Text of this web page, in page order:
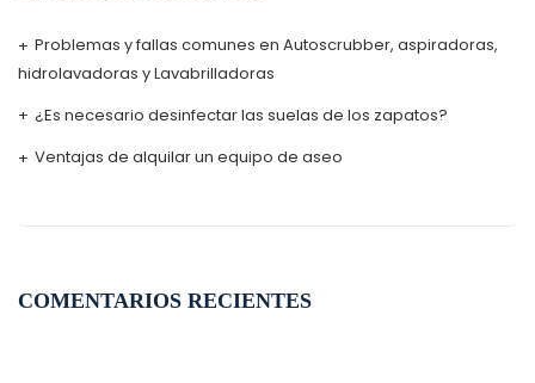
Problemas y fallas comunes en Autoscrubber, aspiradoras,
hidrolavadoras y Lavabrilladoras
¿Es necesario desinfectar las suelas de los zapatos?
Ventajas de alquilar un equipo de aseo
COMENTARIOS RECIENTES